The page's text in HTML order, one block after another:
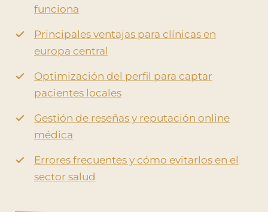
funciona
Principales ventajas para clínicas en
europa central
Optimización del perfil para captar
pacientes locales
Gestión de reseñas y reputación online
médica
Errores frecuentes y cómo evitarlos en el
sector salud